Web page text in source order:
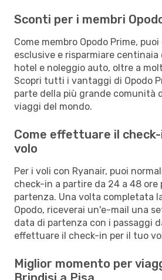
Sconti per i membri
Come membro Opodo Prime,
esclusive e risparmiare
hotel e noleggio auto, oltre a
Scopri tutti i vantaggi di Opodo
parte della più grande comunità
viaggi del mondo.
Come effettuare il
volo
Per i voli con Ryanair, puoi
check-in a partire da 24 a 48 ore
partenza. Una volta completata
Opodo, riceverai un'e-mail una
data di partenza con i passaggi
effettuare il check-in per il tuo
Miglior momento per